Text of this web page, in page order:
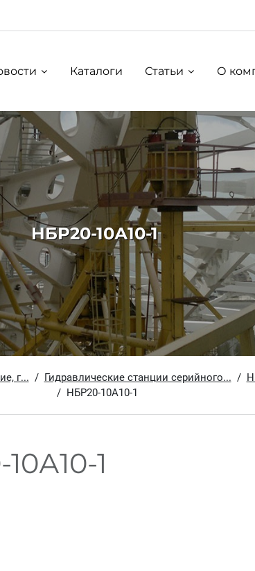
Каталоги Статьи О
НБР20-10А10-1
г... Гидравлические станции серийного...
НБР20-10А10-1
1